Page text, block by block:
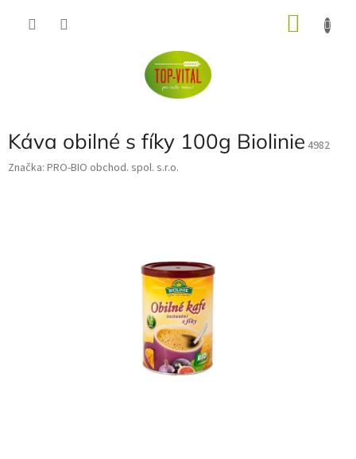
Káva obilné s fíky 100g Biolinie 4982
Značka: PRO-BIO obchod. spol. s.r.o.